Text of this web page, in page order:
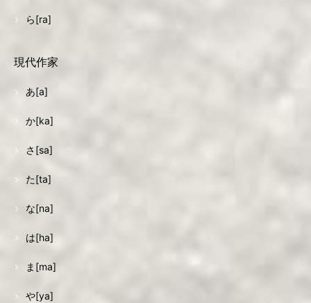
ら[ra]
現代作家
あ[a]
か[ka]
さ[sa]
た[ta]
な[na]
は[ha]
ま[ma]
や[ya]